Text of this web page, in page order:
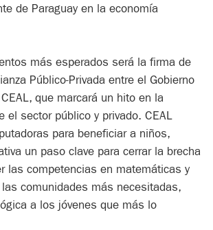
de Paraguay en la economía
más esperados será la firma de
Público-Privada entre el Gobierno
que marcará un hito en la
el sector público y privado. CEAL
para beneficiar a niños,
un paso clave para cerrar la brecha
las competencias en matemáticas y
comunidades más necesitadas,
a los jóvenes que más lo